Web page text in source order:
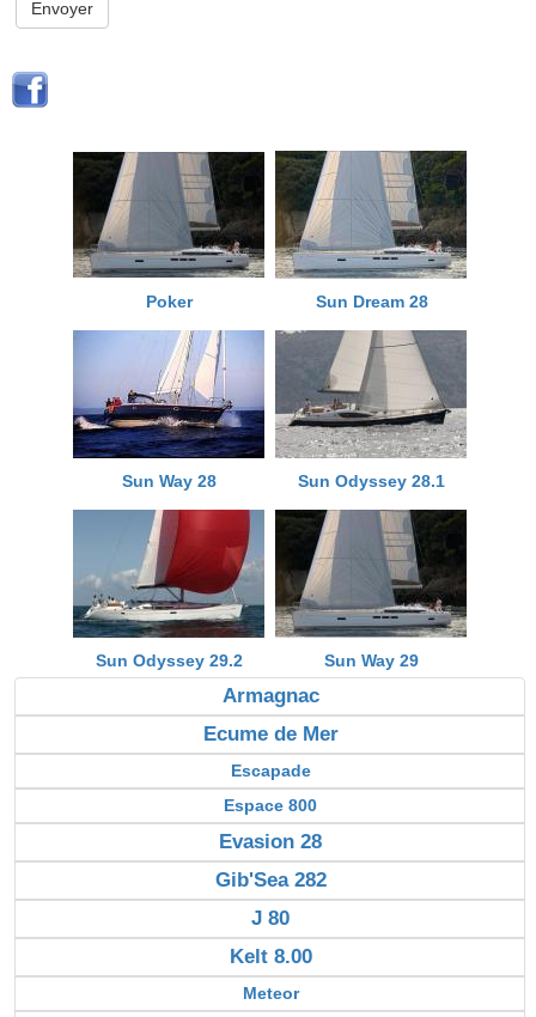
Envoyer
Poker Sun Dream 28
Sun Way 28 Sun Odyssey 28.1
Sun Odyssey 29.2 Sun Way 29
Armagnac
Ecume de Mer
Escapade
Espace 800
Evasion 28
Gib'Sea 282
J 80
Kelt 8.00
Meteor